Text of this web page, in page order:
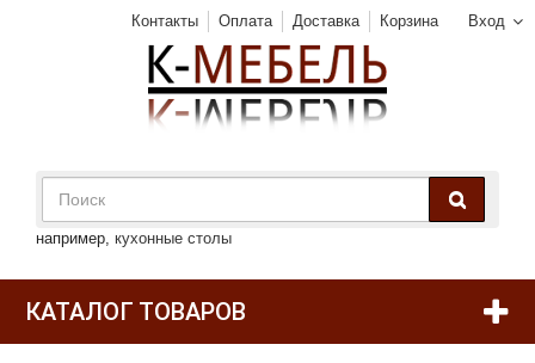
Вход
Контакты Оплата Доставка Корзина
например, кухонные столы
КАТАЛОГ ТОВАРОВ